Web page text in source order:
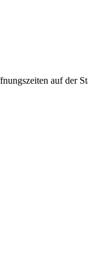
auf der